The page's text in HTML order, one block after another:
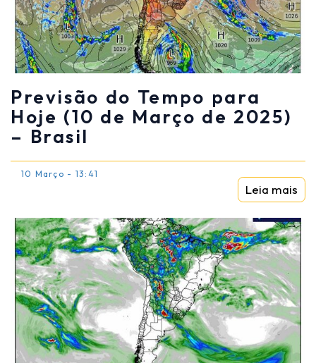
Previsão do Tempo para
Hoje (10 de Março de 2025)
– Brasil
10 Março - 13:41
Leia mais